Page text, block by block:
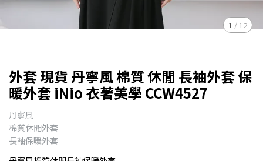
1 /12
外套 現貨 丹寧風 棉質 休閒 長袖外套 保
暖外套 iNio 衣著美學 CCW4527
丹寧風
棉質休閒外套
長袖保暖外套